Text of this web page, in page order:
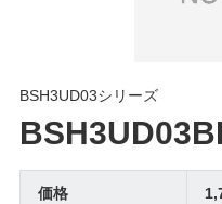
BSH3UD03シリーズ
価格